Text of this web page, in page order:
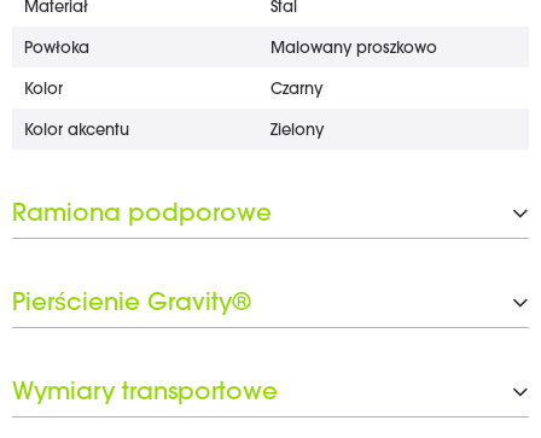
Materiał Stal
Powłoka Malowany proszkowo
Kolor Czarny
Kolor akcentu Zielony
Ramiona podporowe
Głębokość wsparcia
Pierścienie Gravity®
W zestawie czarny zestaw pierścTak
Wymiary transportowe